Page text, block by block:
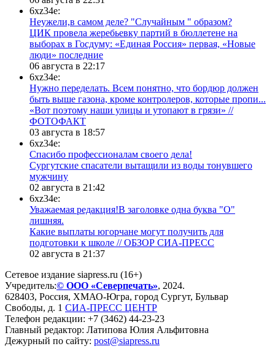
6xz34e:
Неужели,в самом деле? "Случайным " образом?
ЦИК провела жеребьевку партий в бюллетене на
выборах в Госдуму: «Единая Россия» первая, «Новые
люди» последние
06 августа в 22:17
6xz34e:
Нужно переделать. Всем понятно, что бордюр должен
быть выше газона, кроме контролеров, которые пропи...
«Вот поэтому наши улицы и утопают в грязи» //
ФОТОФАКТ
03 августа в 18:57
6xz34e:
Спасибо профессионалам своего дела!
Сургутские спасатели вытащили из воды тонувшего
мужчину
02 августа в 21:42
6xz34e:
Уважаемая редакция!В заголовке одна буква "О"
лишняя.
Какие выплаты югорчане могут получить для
подготовки к школе // ОБЗОР СИА-ПРЕСС
02 августа в 21:37
Сетевое издание siapress.ru (16+)
Учредитель:© ООО «Северпечать», 2024.
628403, Россия, ХМАО-Югра, город Сургут, Бульвар
Свободы, д. 1 СИА-ПРЕСС ЦЕНТР
Телефон редакции: +7 (3462) 44-23-23
Главный редактор: Латипова Юлия Альфитовна
Дежурный по сайту: post@siapress.ru